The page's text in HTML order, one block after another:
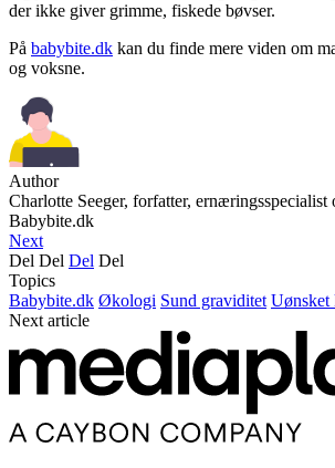
der ikke giver grimme, fiskede bøvser.
På babybite.dk kan du finde mere viden om
og voksne.
Author
Charlotte Seeger, forfatter, ernæringsspecialist
Babybite.dk
Next
Del Del Del Del
Topics
Babybite.dk Økologi Sund graviditet Uønsket
Next article